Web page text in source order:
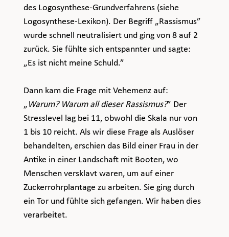
des Logosynthese-Grundverfahrens (siehe
Logosynthese-Lexikon). Der Begriff „Rassismus”
wurde schnell neutralisiert und ging von 8 auf 2
zurück. Sie fühlte sich entspannter und sagte:
„Es ist nicht meine Schuld.”
Dann kam die Frage mit Vehemenz auf:
„ Warum? Warum all dieser Rassismus?” Der
Stresslevel lag bei 11, obwohl die Skala nur von
1 bis 10 reicht. Als wir diese Frage als Auslöser
behandelten, erschien das Bild einer Frau in der
Antike in einer Landschaft mit Booten, wo
Menschen versklavt waren, um auf einer
Zuckerrohrplantage zu arbeiten. Sie ging durch
ein Tor und fühlte sich gefangen. Wir haben dies
verarbeitet.